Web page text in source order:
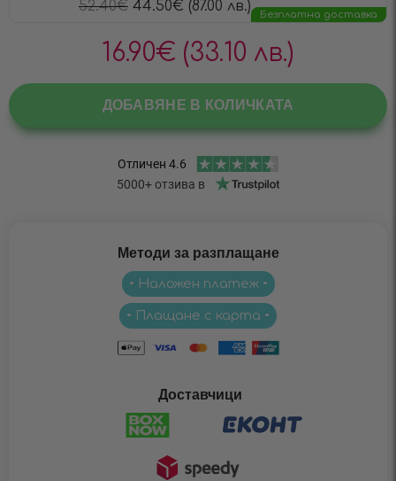
52.40€ 44.50€ (87.00 лв.)
Безплатна доставка
16.90€ (33.10 лв.)
ДОБАВЯНЕ В КОЛИЧКАТА
Методи за разплащане
• Наложен платеж •
• Плащане с карта •
Доставчици